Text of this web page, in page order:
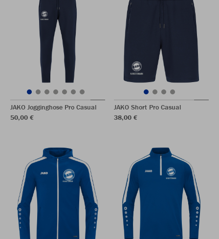
JAKO Jogginghose Pro Casual
50,00 €
JAKO Short Pro Casual
38,00 €